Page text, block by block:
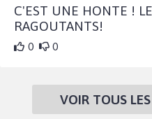
C'EST UNE HONTE !
RAGOUTANTS!
0 0
VOIR TOUS